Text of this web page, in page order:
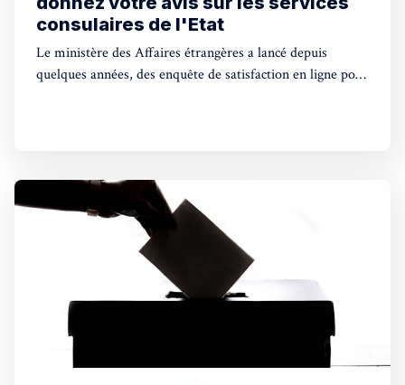
consulaires de l'Etat
Le ministère des Affaires étrangères a lancé depuis
quelques années, des enquête de satisfaction en ligne pour